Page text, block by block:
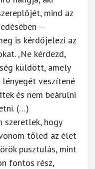
mind az
–
is kérdőjelezi az
„Ne kérdezd,
küldött, amely
veszítené
és nem beárulni
(…)
szeretlek, hogy
tőled az élet
pusztulás, mint
fontos rész,